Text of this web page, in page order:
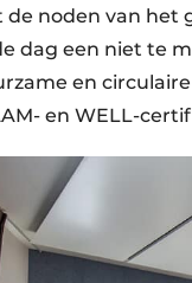
noden van het
dag een niet te
en
en WELL-